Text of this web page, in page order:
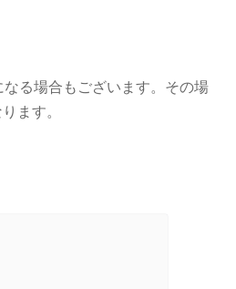
る場合もございます。その場
ます。